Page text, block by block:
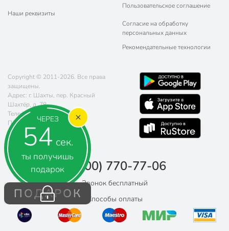
ЧЕРЕЗ
53 сек.
ты получишь
подарок
ПОДАРОК
Наши реквизиты
Пользовательское соглашение
Согласие на обработку
персональных данных
Рекомендательные технологии
Copyright © 2011-2026. Все права
защищены.
Адрес: г. Шахты, пер. Красный
Шахтёр, д. 78
Телефон:
8 (800) 770-77-06
Почта:
sales@poryadok.ru
8 (800) 770-77-06
Звонок бесплатный
Способы оплаты